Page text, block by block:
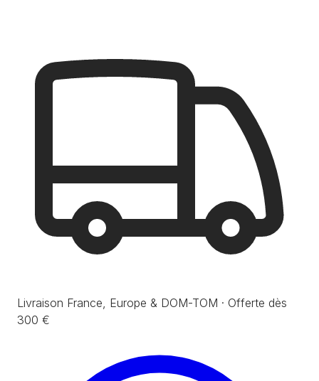
Livraison France, Europe & DOM-TOM · Offerte dès
300 €